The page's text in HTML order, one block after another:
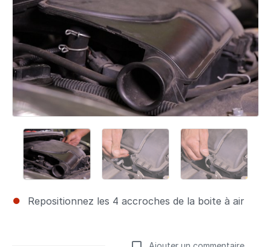
Repositionnez les 4 accroches de la boite à air